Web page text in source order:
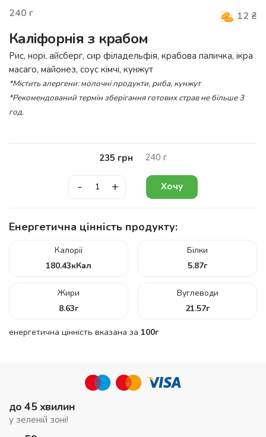
240 г 12 ₴
Каліфорнія з крабом
Рис, норі, айсберг, сир філадельфія, крабова паличка, ікра
масаго, майонез, соус кімчі, кунжут
*Містить алергени: молочні продукти, риба, кунжут
*Рекомендований термін зберігання готових страв не більше 3
год.
235 грн 240 г
- + Хочу
Енергетична цінність продукту:
Калорії
180.43кКал
Білки
5.87г
Жири
8.63г
Вуглеводи
21.57г
енергетична цінність вказана за 100г
до 45 хвилин
у зеленій зоні!